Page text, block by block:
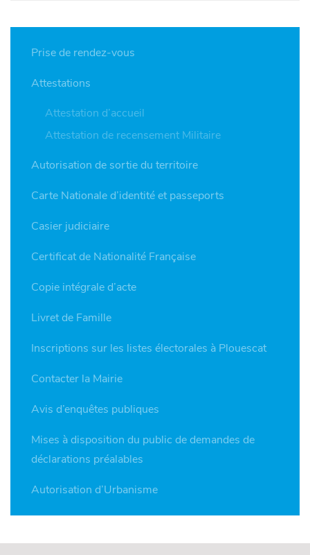
Prise de rendez-vous
Attestations
Attestation d’accueil
Attestation de recensement Militaire
Autorisation de sortie du territoire
Carte Nationale d’identité et passeports
Casier judiciaire
Certificat de Nationalité Française
Copie intégrale d’acte
Livret de Famille
Inscriptions sur les listes électorales à Plouescat
Contacter la Mairie
Avis d’enquêtes publiques
Mises à disposition du public de demandes de
déclarations préalables
Autorisation d’Urbanisme